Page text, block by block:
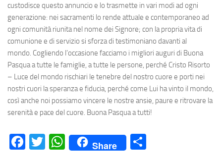
custodisce questo annuncio e lo trasmette in vari modi ad ogni
generazione: nei sacramenti lo rende attuale e contemporaneo ad
ogni comunità riunita nel nome dei Signore; con la propria vita di
comunione e di servizio si sforza di testimoniano davanti al
mondo. Cogliendo l’occasione facciamo i migliori auguri di Buona
Pasqua a tutte le famiglie, a tutte le persone, perché Cristo Risorto
– Luce del mondo rischiari le tenebre del nostro cuore e porti nei
nostri cuori la speranza e fiducia, perché come Lui ha vinto il mondo,
così anche noi possiamo vincere le nostre ansie, paure e ritrovare la
serenità e pace del cuore. Buona Pasqua a tutti!
Facebook
Twitter
WhatsApp
Share